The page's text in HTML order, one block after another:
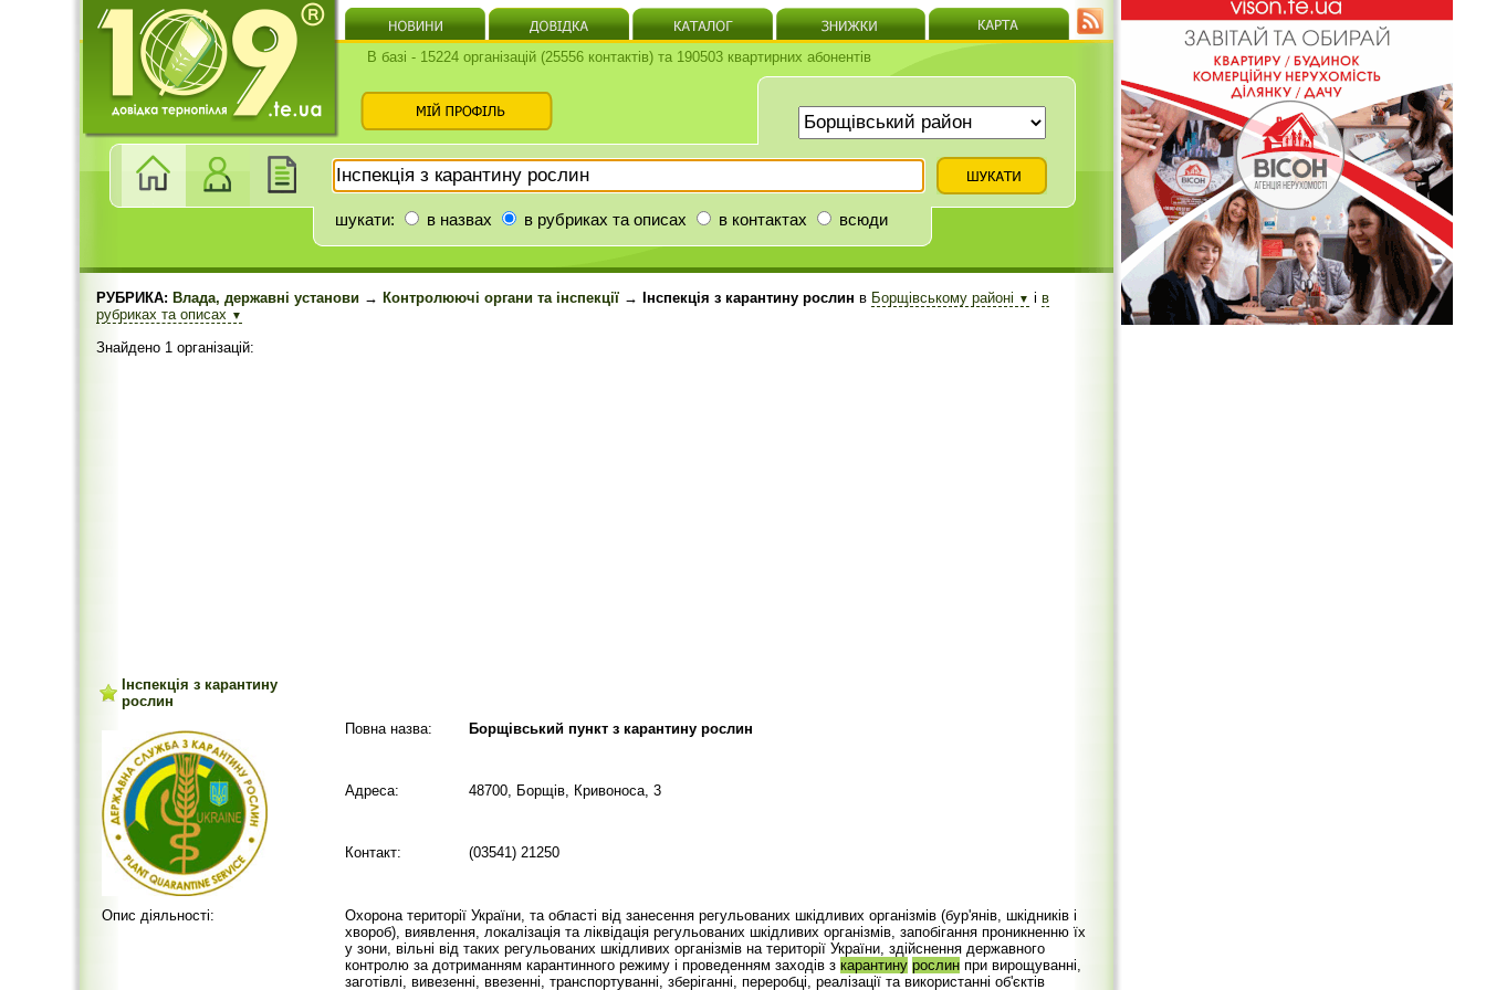
В базі - 15224 організацій (25556 контактів) та 190503 квартирних абонентів
шукати: в назвах в рубриках та описах в контактах всюди
РУБРИКА: Влада, державні установи → Контролюючі органи та інспекції → Інспекція з карантину рослин в Борщівському районі ▼ і в
рубриках та описах ▼
Знайдено 1 організацій:
Інспекція з карантину
рослин
Повна назва:
Борщівський пункт з карантину рослин
Адреса: 48700, Борщів, Кривоноса, 3
Контакт: (03541) 21250
Опис діяльності:
Охорона території України, та області від занесення регульованих шкідливих організмів (бур'янів, шкідників і
хвороб), виявлення, локалізація та ліквідація регульованих шкідливих організмів, запобігання проникненню їх
у зони, вільні від таких регульованих шкідливих організмів на території України, здійснення державного
контролю за дотриманням карантинного режиму і проведенням заходів з карантину рослин при вирощуванні,
заготівлі, вивезенні, ввезенні, транспортуванні, зберіганні, переробці, реалізації та використанні об'єктів